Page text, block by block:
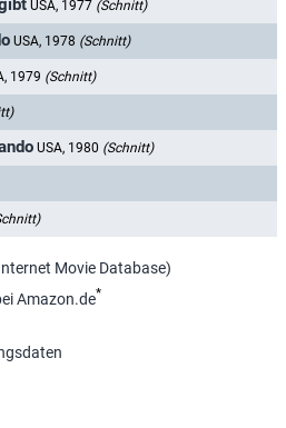
USA, 1977 (Schnitt)
USA, 1978 (Schnitt)
1979 (Schnitt)
USA, 1980 (Schnitt)
Movie Database)
Amazon.de*